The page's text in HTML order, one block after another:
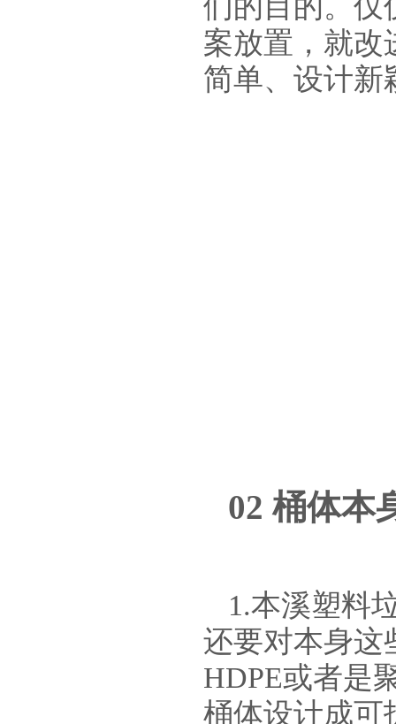
们的目的。仅
案放置，就改
简单、设计新
02 桶体本
1.本溪塑料
还要对本身这
HDPE或者是
桶体设计成可